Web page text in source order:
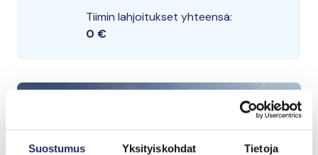
Suostumus Yksityiskohdat Tietoja
Tiimin lahjoitukset yhteensä:
0 €